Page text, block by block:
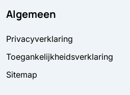
Algemeen
Privacyverklaring
Toegankelijkheidsverklaring
Sitemap